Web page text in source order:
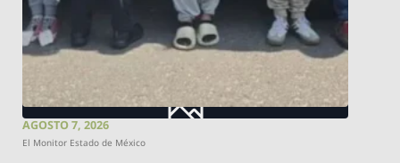
AGOSTO 7, 2026
El Monitor Estado de México